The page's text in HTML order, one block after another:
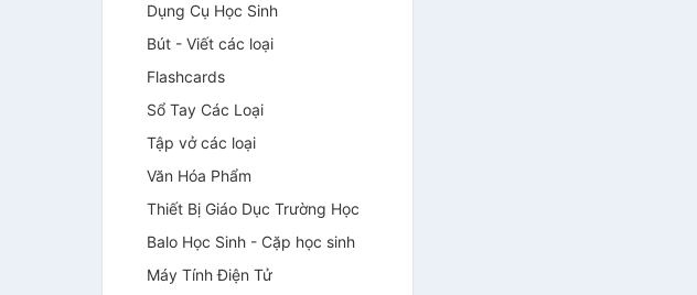
Dụng Cụ Học Sinh
Bút - Viết các loại
Flashcards
Sổ Tay Các Loại
Tập vở các loại
Văn Hóa Phẩm
Thiết Bị Giáo Dục Trường Học
Balo Học Sinh - Cặp học sinh
Máy Tính Điện Tử